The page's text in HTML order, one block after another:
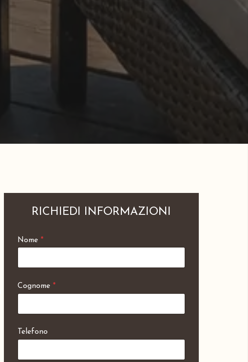
RICHIEDI INFORMAZIONI
Nome *
Cognome *
T
e
e
o
n
p
l
i
y
Telefono